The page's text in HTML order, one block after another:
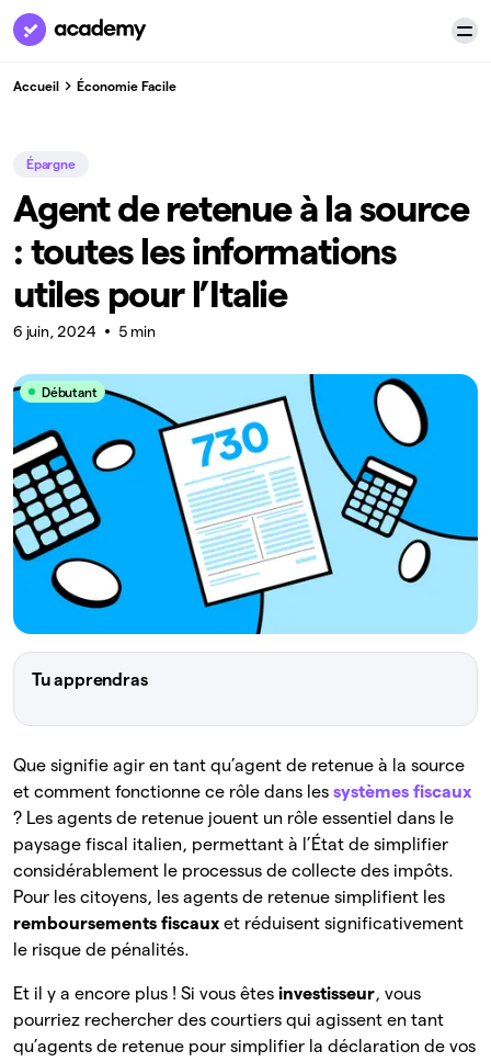
Accueil Économie Facile
Épargne
Agent de retenue à la source
: toutes les informations
utiles pour l’Italie
6 juin, 2024 5 min
Débutant
Tu apprendras
Que signifie agir en tant qu’agent de retenue à la source
et comment fonctionne ce rôle dans les systèmes fiscaux
? Les agents de retenue jouent un rôle essentiel dans le
paysage fiscal italien, permettant à l’État de simplifier
considérablement le processus de collecte des impôts.
Pour les citoyens, les agents de retenue simplifient les
remboursements fiscaux et réduisent significativement
le risque de pénalités.
Et il y a encore plus ! Si vous êtes investisseur, vous
pourriez rechercher des courtiers qui agissent en tant
qu’agents de retenue pour simplifier la déclaration de vos